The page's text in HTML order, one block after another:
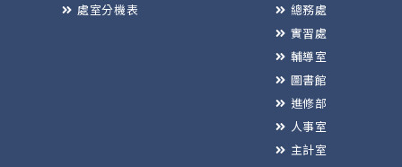
處室分機表
總務處
實習處
輔導室
圖書館
進修部
人事室
主計室